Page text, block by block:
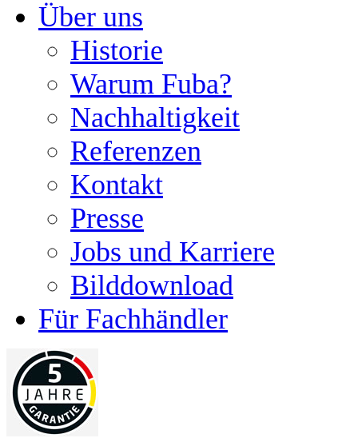
Über uns
Historie
Warum Fuba?
Nachhaltigkeit
Referenzen
Kontakt
Presse
Jobs und Karriere
Bilddownload
Für Fachhändler